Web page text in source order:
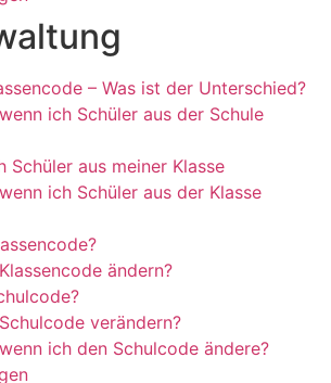
– Was ist der Unterschied?
ich Schüler aus der Schule
Schüler aus meiner Klasse
ich Schüler aus der Klasse
ändern?
verändern?
ich den Schulcode ändere?